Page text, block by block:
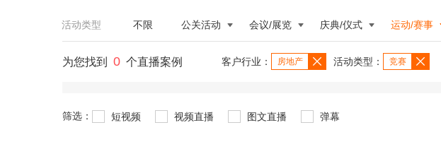
活动类型 不限 公关活动 会议/展览 庆典/仪式 运动/赛事
为您找到 0 个直播案例 客户行业： 房地产 活动类型： 竞赛
筛选： 短视频 视频直播 图文直播 弹幕